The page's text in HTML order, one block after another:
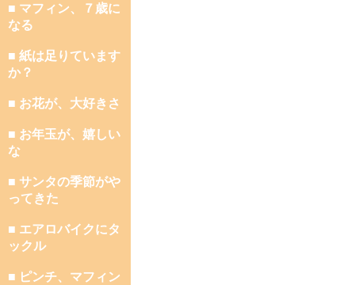
■ マフィン、７歳に
なる
■ 紙は足りています
か？
■ お花が、大好きさ
■ お年玉が、嬉しい
な
■ サンタの季節がや
ってきた
■ エアロバイクにタ
ックル
■ ピンチ、マフィン